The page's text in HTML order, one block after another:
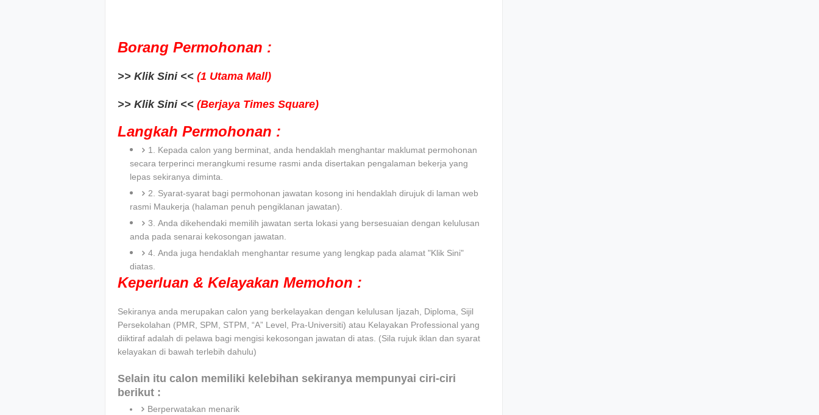
Borang Permohonan :
>> Klik Sini << (1 Utama Mall)
>> Klik Sini << (Berjaya Times Square)
Langkah Permohonan :
1. Kepada calon yang berminat, anda hendaklah menghantar maklumat permohonan
secara terperinci merangkumi resume rasmi anda disertakan pengalaman bekerja yang
lepas sekiranya diminta.
2. Syarat-syarat bagi permohonan jawatan kosong ini hendaklah dirujuk di laman web
rasmi Maukerja (halaman penuh pengiklanan jawatan).
3. Anda dikehendaki memilih jawatan serta lokasi yang bersesuaian dengan kelulusan
anda pada senarai kekosongan jawatan.
4. Anda juga hendaklah menghantar resume yang lengkap pada alamat "Klik Sini"
diatas.
Keperluan & Kelayakan Memohon :
Sekiranya anda merupakan calon yang berkelayakan dengan kelulusan Ijazah, Diploma, Sijil
Persekolahan (PMR, SPM, STPM, “A” Level, Pra-Universiti) atau Kelayakan Professional yang
diiktiraf adalah di pelawa bagi mengisi kekosongan jawatan di atas. (Sila rujuk iklan dan syarat
kelayakan di bawah terlebih dahulu)
Selain itu calon memiliki kelebihan sekiranya mempunyai ciri-ciri
berikut :
Berperwatakan menarik